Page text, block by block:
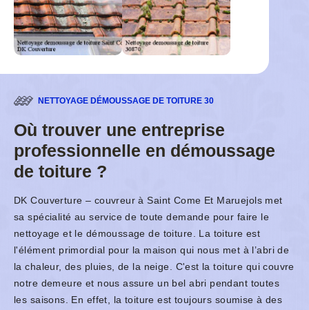
NETTOYAGE DÉMOUSSAGE DE TOITURE 30
Où trouver une entreprise
professionnelle en démoussage
de toiture ?
DK Couverture – couvreur à Saint Come Et Maruejols met
sa spécialité au service de toute demande pour faire le
nettoyage et le démoussage de toiture. La toiture est
l'élément primordial pour la maison qui nous met à l’abri de
la chaleur, des pluies, de la neige. C'est la toiture qui couvre
notre demeure et nous assure un bel abri pendant toutes
les saisons. En effet, la toiture est toujours soumise à des